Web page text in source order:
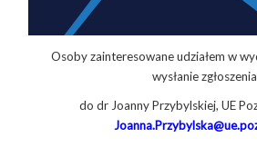
Osoby zainteresowane udziałem w
wysłanie zgłoszenia
do dr Joanny Przybylskiej, UE